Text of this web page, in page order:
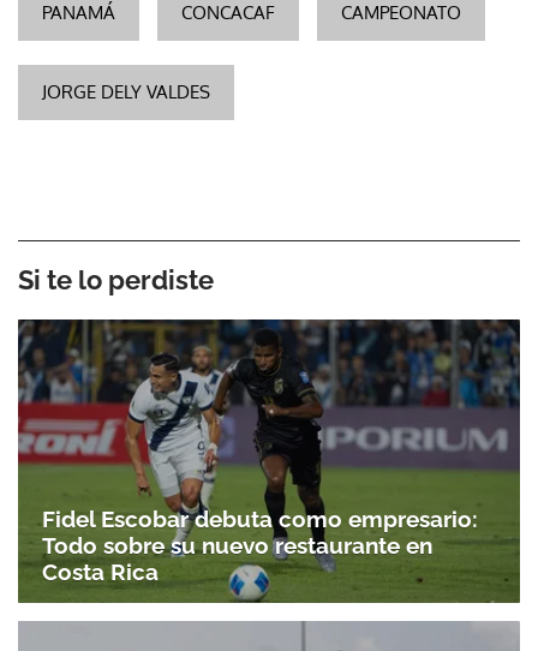
PANAMÁ CONCACAF CAMPEONATO
JORGE DELY VALDES
Si te lo perdiste
Fidel Escobar debuta como empresario:
Todo sobre su nuevo restaurante en
Costa Rica